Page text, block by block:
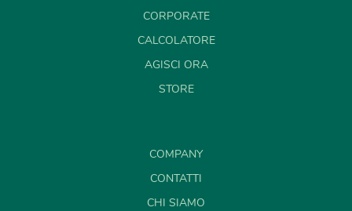
CORPORATE
CALCOLATORE
AGISCI ORA
STORE
COMPANY
CONTATTI
CHI SIAMO